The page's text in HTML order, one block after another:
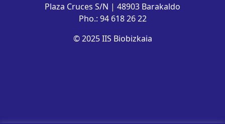
Plaza Cruces S/N | 48903 Barakaldo
Pho.: 94 618 26 22
© 2025 IIS Biobizkaia